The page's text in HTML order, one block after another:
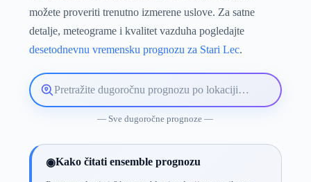
možete proveriti trenutno izmerene uslove. Za satne
detalje, meteograme i kvalitet vazduha pogledajte
desetodnevnu vremensku prognozu za Stari Lec.
Pretražite
lokaciju
— Sve dugoročne prognoze —
◉Kako čitati ensemble prognozu